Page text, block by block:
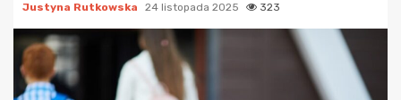
Justyna Rutkowska 24 listopada 2025 323